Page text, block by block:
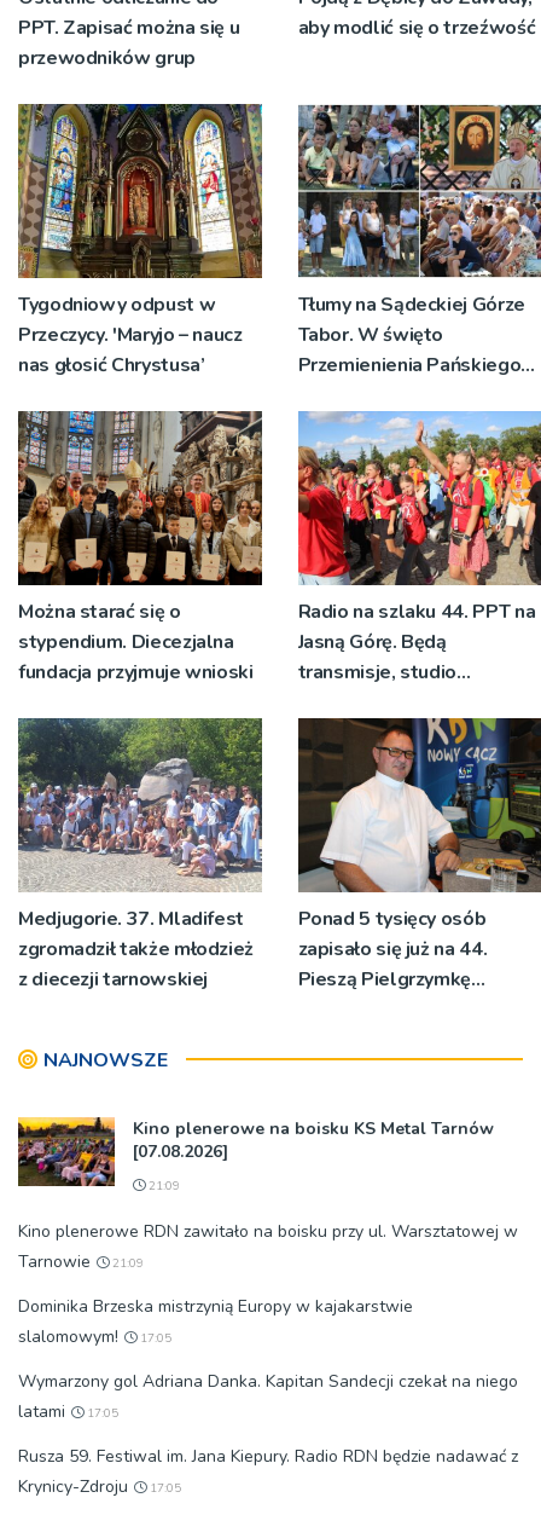
PPT. Zapisać można się u
przewodników grup
aby modlić się o trzeźwość
Tygodniowy odpust w
Przeczycy. 'Maryjo – naucz
nas głosić Chrystusa’
Tłumy na Sądeckiej Górze
Tabor. W święto
Przemienienia Pańskiego
znaczeniu Sakramentów
[ZDJĘCIA]
Można starać się o
stypendium. Diecezjalna
fundacja przyjmuje wnioski
Radio na szlaku 44. PPT na
Jasną Górę. Będą
transmisje, studio
pozdrowienia
Medjugorie. 37. Mladifest
zgromadził także młodzież
z diecezji tarnowskiej
Ponad 5 tysięcy osób
zapisało się już na 44.
Pieszą Pielgrzymkę
NAJNOWSZE
Kino plenerowe na boisku KS Metal Tarnów
[07.08.2026]
21:09
Kino plenerowe RDN zawitało na boisku przy ul. Warsztatowej w
Tarnowie
21:09
Dominika Brzeska mistrzynią Europy w kajakarstwie
slalomowym!
17:05
Wymarzony gol Adriana Danka. Kapitan Sandecji czekał na niego
latami
17:05
Rusza 59. Festiwal im. Jana Kiepury. Radio RDN będzie nadawać z
Krynicy-Zdroju
17:05